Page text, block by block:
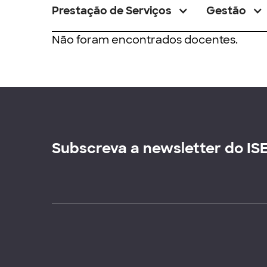
Prestação de Serviços Gestão
Não foram encontrados docentes.
Subscreva a newsletter do